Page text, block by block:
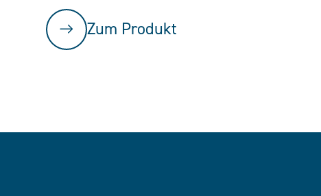
Zum Produkt